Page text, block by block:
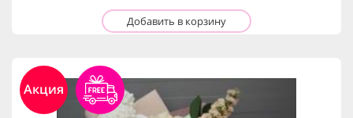
Добавить в корзину
Акция